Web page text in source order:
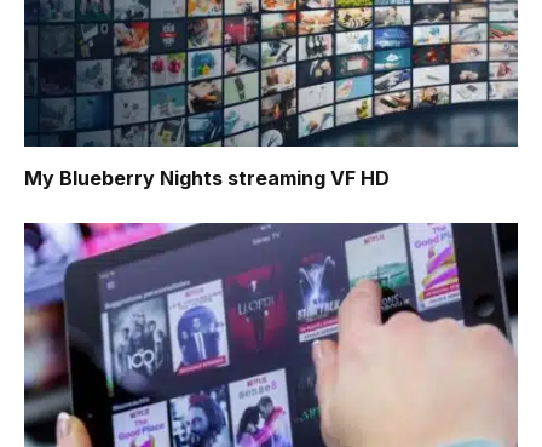
My Blueberry Nights streaming VF HD